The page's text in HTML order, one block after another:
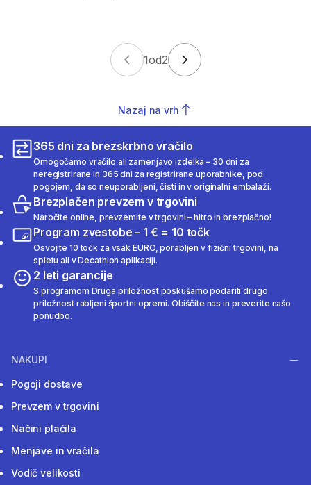
1od2
Nazaj na vrh
365 dni za brezskrbno vračilo
Omogočamo vračilo ali zamenjavo izdelka – 30 dni za
neregistrirane in 365 dni za registrirane uporabnike, pod
pogojem, da so neuporabljeni, čisti in v originalni embalaži.
Brezplačen prevzem v trgovini
Naročite online, prevzemite v trgovini – hitro in brezplačno!
Program zvestobe – 1 € = 10 točk
Osvojite 10 točk za vsak EURO, porabljen v fizični trgovini, na
spletu ali v Decathlon aplikaciji.
2 leti garancije
S programom Druga priložnost poskušamo podariti drugo
priložnost rabljeni športni opremi. Obiščite nas in preverite našo
ponudbo.
NAKUPI
Pogoji dostave
Prevzem v trgovini
Načini plačila
Menjave in vračila
Vodič velikosti